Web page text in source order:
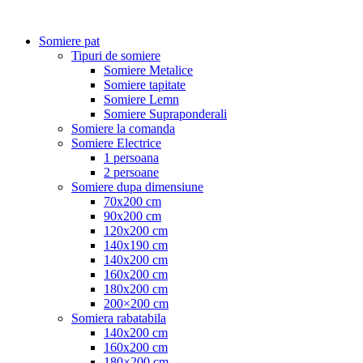
Somiere pat
Tipuri de somiere
Somiere Metalice
Somiere tapitate
Somiere Lemn
Somiere Supraponderali
Somiere la comanda
Somiere Electrice
1 persoana
2 persoane
Somiere dupa dimensiune
70x200 cm
90x200 cm
120x200 cm
140x190 cm
140x200 cm
160x200 cm
180x200 cm
200×200 cm
Somiera rabatabila
140x200 cm
160x200 cm